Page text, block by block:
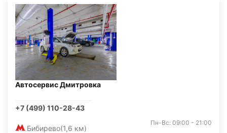
Автосервис Дмитровка
+7 (499) 110-28-43
Бибирево(1,6 км)
Пн-Вс: 09:00 - 21:00